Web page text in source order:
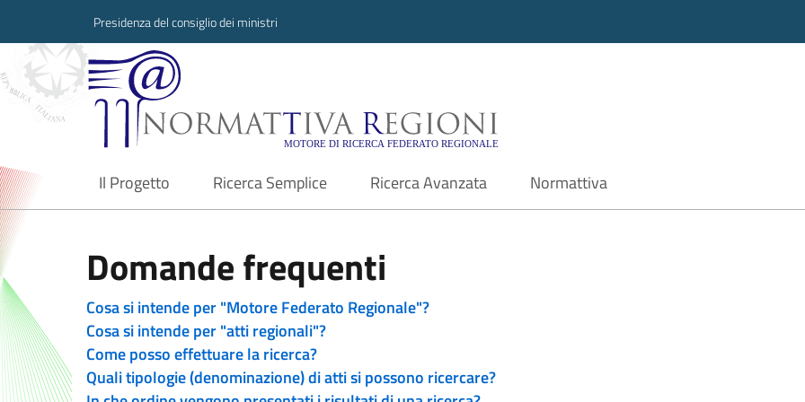
Presidenza del consiglio dei ministri
Normattiva Regioni - Motore di ricerca
Il Progetto
current Ricerca Semplice Ricerca Avanzata Normattiva
Domande frequenti
Cosa si intende per "Motore Federato Regionale"?
Cosa si intende per "atti regionali"?
Come posso effettuare la ricerca?
Quali tipologie (denominazione) di atti si possono ricercare?